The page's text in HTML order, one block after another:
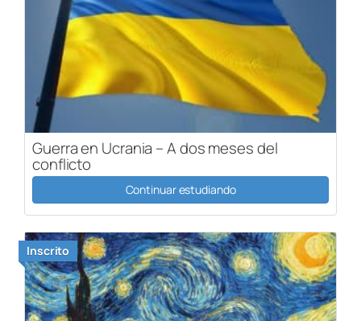
Guerra en Ucrania – A dos meses del
conflicto
Continuar estudiando
Inscrito